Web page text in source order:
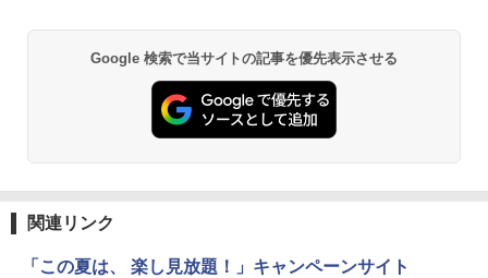
Google 検索で当サイトの記事を優先表示させる
関連リンク
「この夏は、 楽し見放題！」キャンペーンサイト